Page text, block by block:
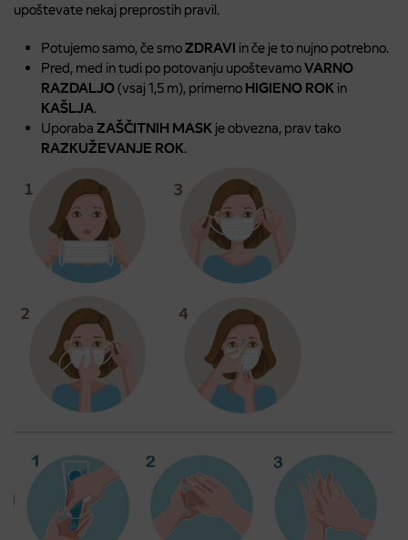
upoštevate nekaj preprostih pravil.
Potujemo samo, če smoZDRAVI in če je to nujno potrebno.
Pred, med in tudi po potovanju upoštevamoVARNO
RAZDALJO(vsaj 1,5 m), primerno HIGIENO ROK in
KAŠLJA.
Uporaba ZAŠČITNIH MASK je obvezna, prav tako
RAZKUŽEVANJE ROK.